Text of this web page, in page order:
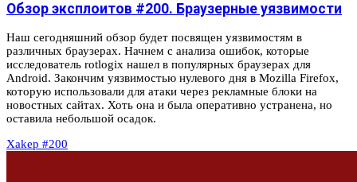
Обзор эксплоитов #200. Браузерные уязвимости
Наш сегодняшний обзор будет посвящен уязвимостям в
различных браузерах. Начнем с анализа ошибок, которые
исследователь rotlogix нашел в популярных браузерах для
Android. Закончим уязвимостью нулевого дня в Mozilla Firefox,
которую использовали для атаки через рекламные блоки на
новостных сайтах. Хоть она и была оперативно устранена, но
оставила небольшой осадок.
Xakep #200